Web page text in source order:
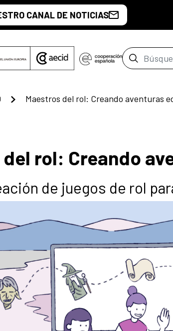
CANAL DE NOTICIAS
Barra de
del rol: Creando
de juegos de rol